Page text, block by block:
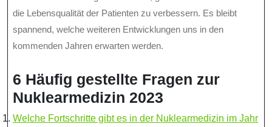
die Lebensqualität der Patienten zu verbessern. Es bleibt
spannend, welche weiteren Entwicklungen uns in den
kommenden Jahren erwarten werden.
6 Häufig gestellte Fragen zur
Nuklearmedizin 2023
Welche Fortschritte gibt es in der Nuklearmedizin im Jahr